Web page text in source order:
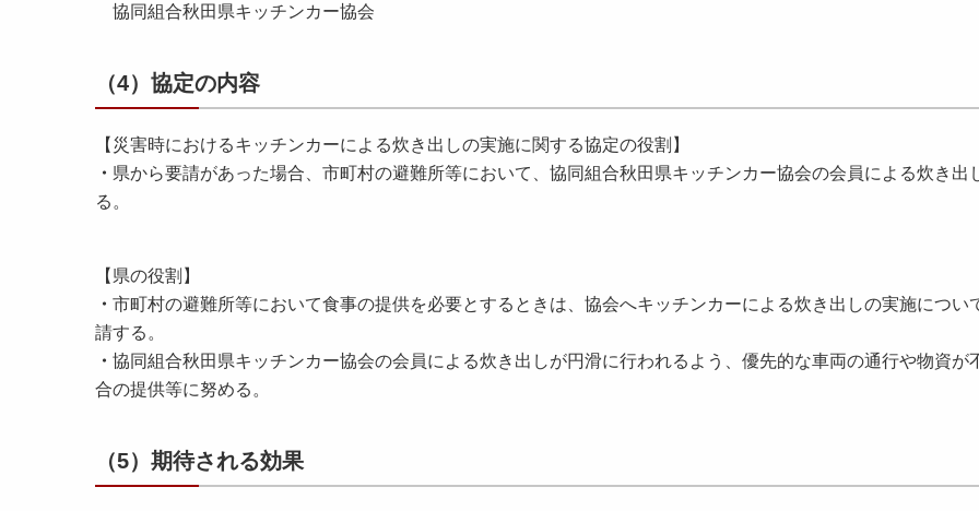
協同組合秋田県キッチンカー協会
（4）協定の内容
【災害時におけるキッチンカーによる炊き出しの実施に関する協定の役割】
・ 県から要請があった場合、市町村の避難所等において、 協同組合秋田県キッチンカー協会の会員による炊き出
る。
【県の役割】
・ 市町村の避難所等において食事の提供を必要とするときは、協会へキッチンカーによる炊き出しの実施につい
請する。
・ 協同組合秋田県キッチンカー協会の会員による炊き出しが円滑に行われるよう、優先的な車両の通行や物資が
合の提供等に努める。
（5）期待される効果